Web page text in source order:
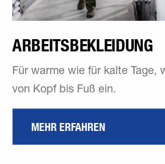
ARBEITSBEKLEIDUNG
Für warme wie für kalte Tage,
von Kopf bis Fuß ein.
MEHR ERFAHREN